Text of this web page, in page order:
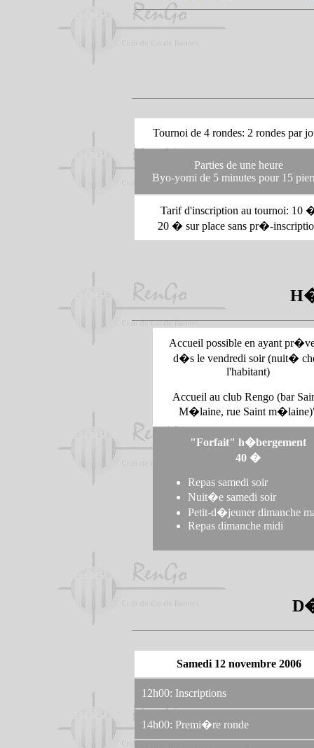
Tournoi de 4 rondes: 2 rondes par
Parties de une heure
Byo-yomi de 5 minutes pour 15
Tarif d'inscription au tournoi: 10
20 � sur place sans pr�-
Accueil possible en ayant
d�s le vendredi soir (nuit�
l'habitant)
Accueil au club Rengo (bar
M�laine, rue Saint
"Forfait" h�bergement
40 �
Repas samedi soir
Nuit�e samedi soir
Petit-d�jeuner dimanche
Repas dimanche midi
Samedi 12 novembre 2006
12h00: Inscriptions
14h00: Premi�re ronde